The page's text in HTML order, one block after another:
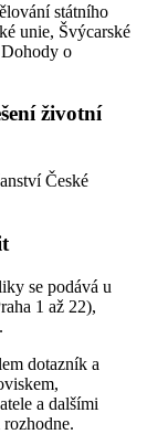
státního
unie, Švýcarské
o
životní
České
se podává u
1 až 22),
dotazník a
a dalšími